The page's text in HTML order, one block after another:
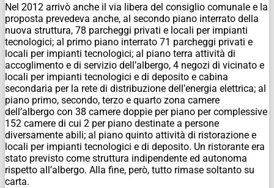
Nel 2012 arrivò anche il via libera del consiglio comunale e la
proposta prevedeva anche, al secondo piano interrato della
nuova struttura, 78 parcheggi privati e locali per impianti
tecnologici; al primo piano interrato 71 parcheggi privati e
locali per impianti tecnologici; al piano terra attività di
accoglimento e di servizio dell’albergo, 4 negozi di vicinato e
locali per impianti tecnologici e di deposito e cabina
secondaria per la rete di distribuzione dell’energia elettrica; al
piano primo, secondo, terzo e quarto zona camere
dell’albergo con 38 camere doppie per piano per complessive
152 camere di cui 2 per piano destinate a persone
diversamente abili; al piano quinto attività di ristorazione e
locali per impianti tecnologici e di deposito. Un ristorante era
stato previsto come struttura indipendente ed autonoma
rispetto all’albergo. Alla fine, però, tutto rimase soltanto su
carta.